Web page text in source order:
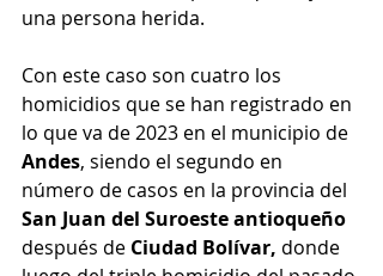
una persona herida.
Con este caso son cuatro los
homicidios que se han registrado en
lo que va de 2023 en el municipio de
Andes, siendo el segundo en
número de casos en la provincia del
San Juan del Suroeste antioqueño
después de Ciudad Bolívar, donde